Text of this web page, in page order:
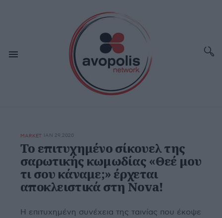
MARKET ΙΑΝ 29,2020
Το επιτυχημένο σίκουελ της
σαρωτικής κωμωδίας «Θεέ μου
τι σου κάναμε;» έρχεται
αποκλειστικά στη Nova!
Η επιτυχημένη συνέχεια της ταινίας που έκοψε